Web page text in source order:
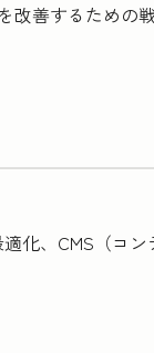
改善するための
化、CMS（コ